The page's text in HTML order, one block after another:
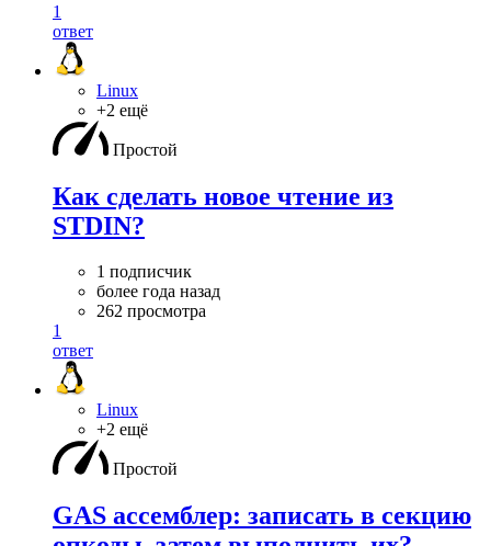
1
ответ
Linux
+2 ещё
Простой
Как сделать новое чтение из
STDIN?
1 подписчик
более года назад
262 просмотра
1
ответ
Linux
+2 ещё
Простой
GAS ассемблер: записать в секцию